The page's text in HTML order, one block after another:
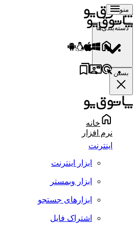
منو
دسته‌بندی‌ها
بستن
خانه
نرم افزار
اینترنت
ابزار اینترنت
ابزار وبمستر
ابزارهای جستجو
اشتراک فایل